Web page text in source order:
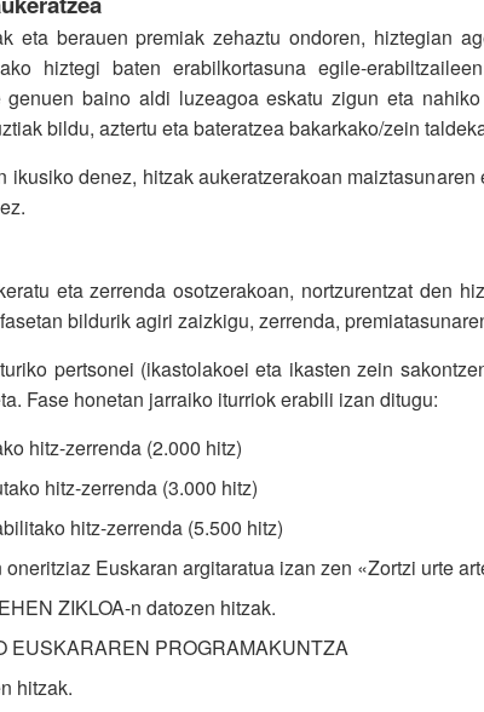
eta berauen premiak zehaztu ondoren, hiztegian
hiztegi baten erabilkortasuna egile-
genuen baino aldi luzeagoa eskatu zigun eta
bildu, aztertu eta bateratzea bakarkako/zein
ikusiko denez, hitzak aukeratzerakoan
eta zerrenda osotzerakoan, nortzurentzat den
bildurik agiri zaizkigu, zerrenda,
pertsonei (ikastolakoei eta ikasten zein
Fase honetan jarraiko iturriok erabili izan ditugu:
hitz-zerrenda (2.000 hitz)
hitz-zerrenda (3.000 hitz)
hitz-zerrenda (5.500 hitz)
Euskaran argitaratua izan zen «Zortzi urte
ZIKLOA-n datozen hitzak.
EUSKARAREN PROGRAMAKUNTZA
hitzak.